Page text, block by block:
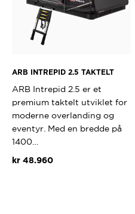
ARB INTREPID 2.5 TAKTELT
ARB Intrepid 2.5 er et
premium taktelt utviklet for
moderne overlanding og
eventyr. Med en bredde på
1400…
kr48.960